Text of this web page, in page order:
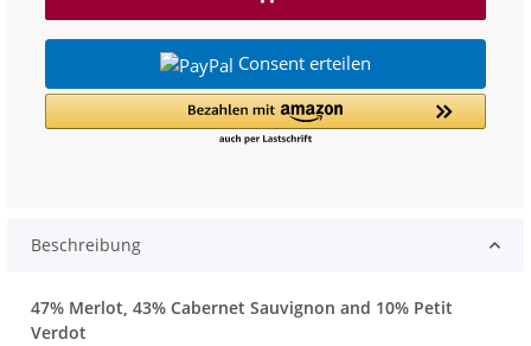
Consent erteilen
Beschreibung
47% Merlot, 43% Cabernet Sauvignon and 10% Petit
Verdot